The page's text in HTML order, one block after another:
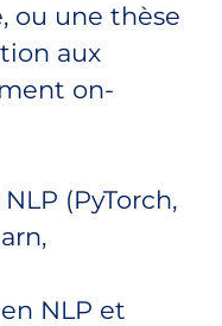
ou une thèse
aux
on-
(PyTorch,
NLP et